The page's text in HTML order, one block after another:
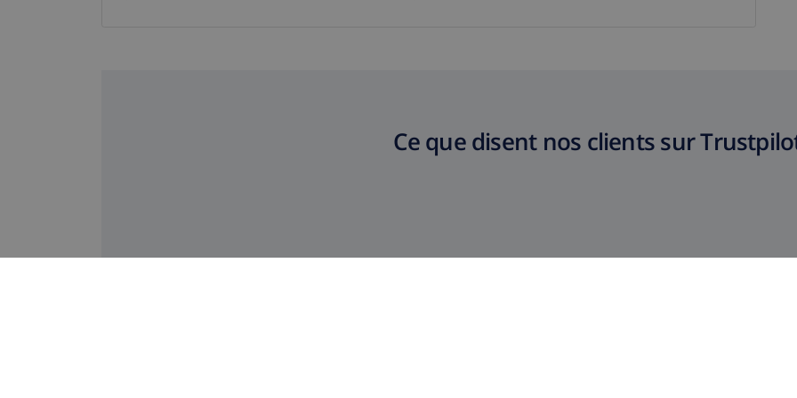
Ce que disent nos clients sur